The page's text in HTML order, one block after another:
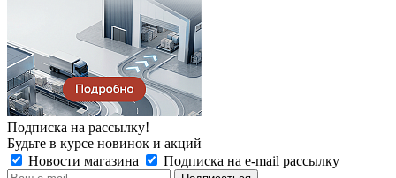
Подписка на рассылку!
Будьте в курсе новинок и акций
Новости магазина
Подписка на e-mail рассылку